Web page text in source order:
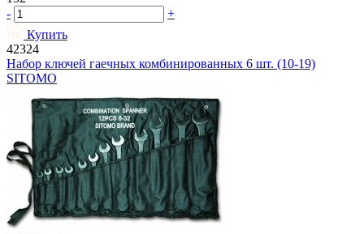
-
+
Купить
42324
Набор ключей гаечных комбинированных 6 шт. (10-19)
SITOMO